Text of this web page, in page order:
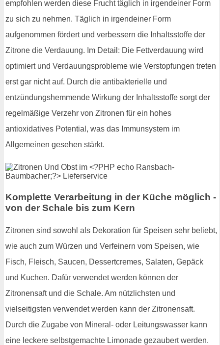
empfohlen werden diese Frucht täglich in irgendeiner Form
zu sich zu nehmen. Täglich in irgendeiner Form
aufgenommen fördert und verbessern die Inhaltsstoffe der
Zitrone die Verdauung. Im Detail: Die Fettverdauung wird
optimiert und Verdauungsprobleme wie Verstopfungen treten
erst gar nicht auf. Durch die antibakterielle und
entzündungshemmende Wirkung der Inhaltsstoffe sorgt der
regelmäßige Verzehr von Zitronen für ein hohes
antioxidatives Potential, was das Immunsystem im
Allgemeinen gesehen stärkt.
Komplette Verarbeitung in der Küche möglich -
von der Schale bis zum Kern
Zitronen sind sowohl als Dekoration für Speisen sehr beliebt,
wie auch zum Würzen und Verfeinern vom Speisen, wie
Fisch, Fleisch, Saucen, Dessertcremes, Salaten, Gepäck
und Kuchen. Dafür verwendet werden können der
Zitronensaft und die Schale. Am nützlichsten und
vielseitigsten verwendet werden kann der Zitronensaft.
Durch die Zugabe von Mineral- oder Leitungswasser kann
eine leckere selbstgemachte Limonade gezaubert werden.